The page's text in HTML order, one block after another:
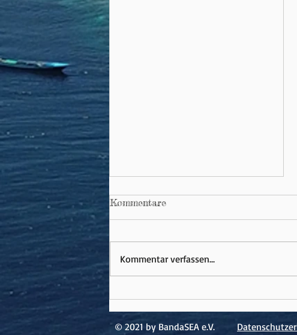
den Banda-Inseln
Kommentare
Kommentar verfassen...
© 2021 by BandaSEA e.V.